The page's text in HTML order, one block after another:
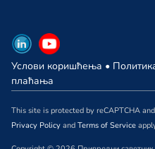
Привредни саветник ТВ
29. септембар
Привредни саветник ТВ
Привредни саветник ТВ
15. септембар
Услови коришћења •
плаћања
This site is protected by reCAPTCHA
Privacy Policy and Terms of Service